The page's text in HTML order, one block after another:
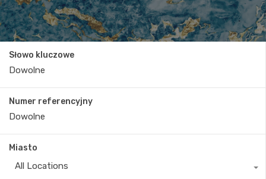
Słowo kluczowe
Numer referencyjny
Miasto
All Locations